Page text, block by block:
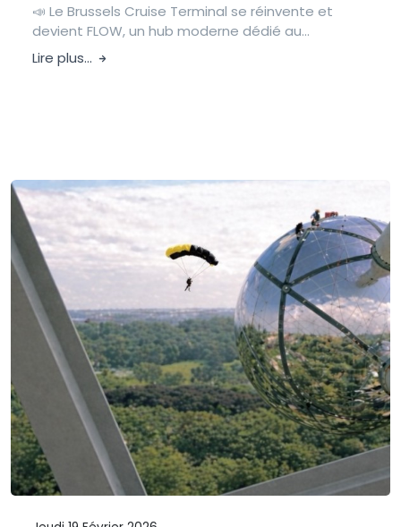
📣 Le Brussels Cruise Terminal se réinvente et
devient FLOW, un hub moderne dédié au...
Lire plus...